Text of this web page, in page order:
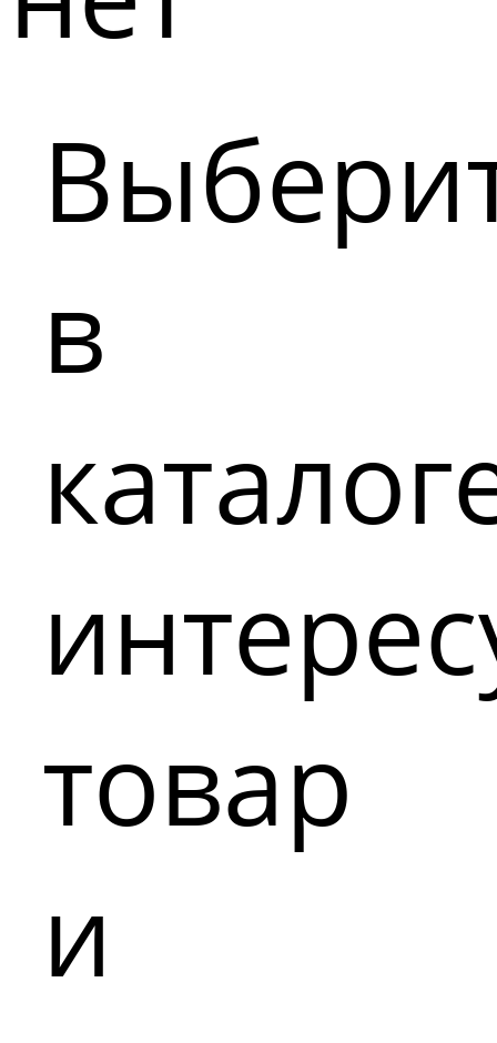
в
товар
и